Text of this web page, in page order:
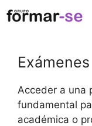
Saltar
al
Exámenes
Acceder a una
fundamental
académica o